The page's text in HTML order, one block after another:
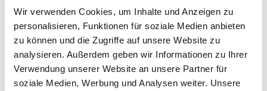
Wir verwenden Cookies, um Inhalte und Anzeigen zu
personalisieren, Funktionen für soziale Medien anbieten
zu können und die Zugriffe auf unsere Website zu
analysieren. Außerdem geben wir Informationen zu Ihrer
Verwendung unserer Website an unsere Partner für
soziale Medien, Werbung und Analysen weiter. Unsere
Die Beantwortung der Fragen 2 bis 11 bezieht sich
auf die Nutzung von Papier-Gebrauchsanweisungen
für Geräte, z. B. Non-Contact-Tonometer. Frage 12
betrifft die Gebrauchsanweisungen für
Kontaktlinsen. Die Teilnahme an der Umfrage der
EU-Kommission dauere nur fünf Minuten.